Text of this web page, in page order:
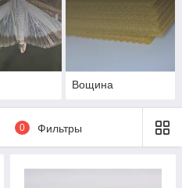
Вощина
0 Фильтры